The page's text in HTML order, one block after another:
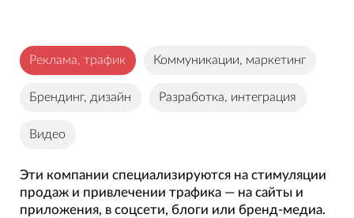
Реклама, трафик Коммуникации, маркетинг
Брендинг, дизайн Разработка, интеграция
Видео
Эти компании специализируются на стимуляции
продаж и привлечении трафика — на сайты и
приложения, в соцсети, блоги или бренд-медиа.